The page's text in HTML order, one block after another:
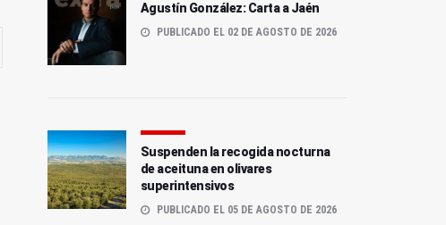
Agustín González: Carta a Jaén
PUBLICADO EL 02 DE AGOSTO DE 2026
Suspenden la recogida nocturna
de aceituna en olivares
superintensivos
PUBLICADO EL 05 DE AGOSTO DE 2026